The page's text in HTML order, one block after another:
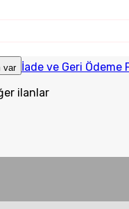
var İade ve Geri Ödeme
ilanlar